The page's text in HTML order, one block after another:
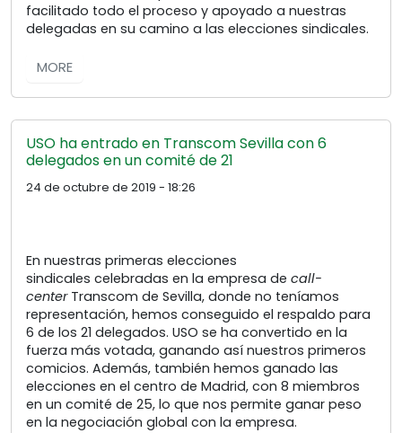
facilitado todo el proceso y apoyado a nuestras
delegadas en su camino a las elecciones sindicales.
MORE
USO ha entrado en Transcom Sevilla con 6
delegados en un comité de 21
24 de octubre de 2019 - 18:26
En nuestras primeras elecciones
sindicales celebradas en la empresa de call-
center Transcom de Sevilla, donde no teníamos
representación, hemos conseguido el respaldo para
6 de los 21 delegados. USO se ha convertido en la
fuerza más votada, ganando así nuestros primeros
comicios. Además, también hemos ganado las
elecciones en el centro de Madrid, con 8 miembros
en un comité de 25, lo que nos permite ganar peso
en la negociación global con la empresa.